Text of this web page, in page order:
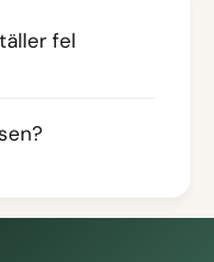
fel